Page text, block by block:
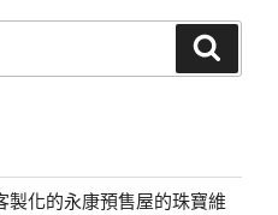
化的永康預售屋的珠寶維